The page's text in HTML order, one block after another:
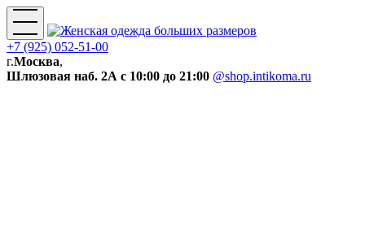
+7 (925) 052-51-00
г.Москва,
Шлюзовая наб. 2А с 10:00 до 21:00 @shop.intikoma.ru